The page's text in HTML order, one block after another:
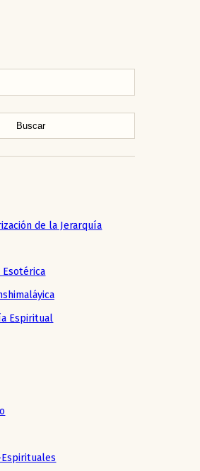
de la Jerarquía
Espiritual